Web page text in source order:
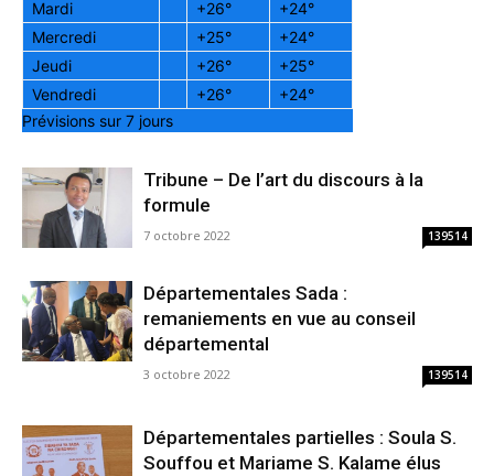
Mardi
+26° +24°
Mercredi
+25° +24°
Jeudi
+26° +25°
Vendredi
+26° +24°
Prévisions sur 7 jours
Tribune – De l’art du discours à la
formule
7 octobre 2022 139514
Départementales Sada :
remaniements en vue au conseil
départemental
3 octobre 2022 139514
Départementales partielles : Soula S.
Souffou et Mariame S. Kalame élus